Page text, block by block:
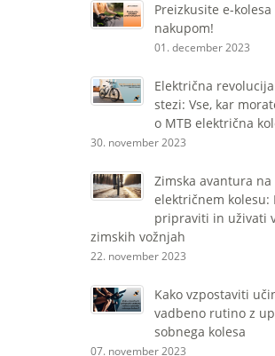
Preizkusite e-
nakupom!
01. december 2023
Električna
stezi: Vse, kar
o MTB električna
30. november 2023
Zimska avantura na
električnem kolesu:
pripraviti in uživati
zimskih vožnjah
22. november 2023
Kako vzpostaviti
vadbeno rutino z
sobnega kolesa
07. november 2023